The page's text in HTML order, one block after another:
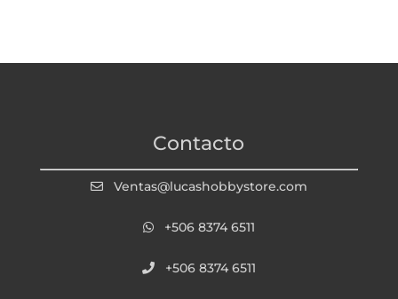
Contacto
Ventas@lucashobbystore.com
+506 8374 6511
+506 8374 6511